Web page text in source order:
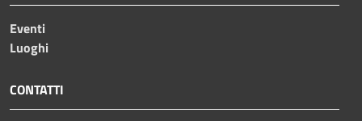
Eventi
Luoghi
CONTATTI